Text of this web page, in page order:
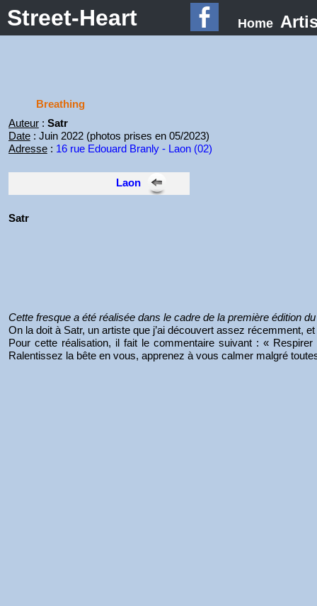
Street-Heart Home
Breathing
Auteur: Satr
Date: Juin 2022 (photos prises en 05/2023)
Adresse: 16 rue Edouard Branly - Laon (02)
Laon
Satr
Cette fresque a été réalisée dans le cadre de la première édition
On la doit à Satr, un artiste que j’ai découvert assez
Pour cette réalisation, il fait le commentaire suivant : «
Ralentissez la bête en vous, apprenez à vous calmer malgré